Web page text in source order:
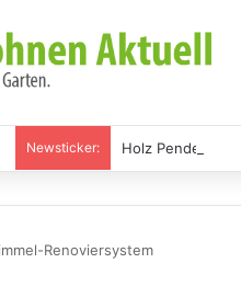
Newsticker: Holz
Renoviersystem